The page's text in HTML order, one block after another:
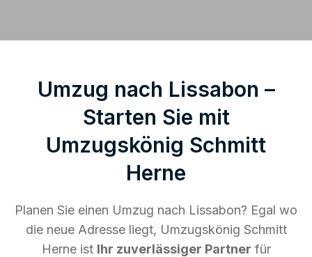
Umzug nach Lissabon –
Starten Sie mit
Umzugskönig Schmitt
Herne
Planen Sie einen Umzug nach Lissabon? Egal wo
die neue Adresse liegt, Umzugskönig Schmitt
Herne ist Ihr zuverlässiger Partner für